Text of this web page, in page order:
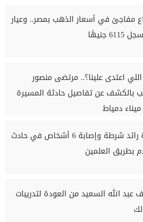
مفاجئ في أسعار الذهب بمصر.. وعيار
اعتدى علينا؟.. مرتضى منصور
بالكشف عن تفاصيل حادثة المسيرة
دمياط
وفاة رائد شرطة وإصابة 6 أشخاص في حادث
بطريق العلمين
عبد الله السعيد من العودة لتدريبات